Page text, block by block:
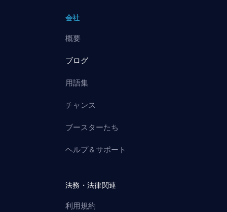
会社
概要
ブログ
用語集
チャンス
ブースターたち
ヘルプ＆サポート
法務・法律関連
利用規約